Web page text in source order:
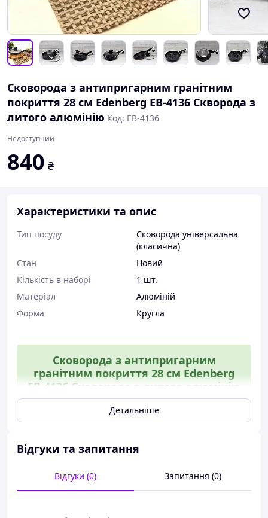
Сковорода з антипригарним гранітним
покриття 28 см Edenberg EB-4136 Скворода з
литого алюмінію Код: EB-4136
Недоступний
840 ₴
Характеристики та опис
Тип посуду
Сковорода універсальна
(класична)
Стан
Новий
Кількість в наборі
1 шт.
Матеріал
Алюміній
Форма
Кругла
Сковорода з антипригарним
гранітним покриття 28 см Edenberg
EB-4136 Сковорода з литого алюмінію
з кришкою для усіх плит
запитання:)
У цій серії є сковорідки:
20/2/24/26/28 (кожну можна придбати окремо
Детальніше
Відгуки та запитання
Відгуки (0) Запитання (0)